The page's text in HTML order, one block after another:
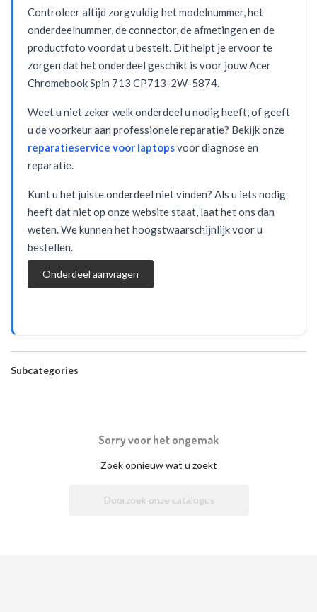
Controleer altijd zorgvuldig het modelnummer, het
onderdeelnummer, de connector, de afmetingen en de
productfoto voordat u bestelt. Dit helpt je ervoor te
zorgen dat het onderdeel geschikt is voor jouw Acer
Chromebook Spin 713 CP713-2W-5874.
Weet u niet zeker welk onderdeel u nodig heeft, of geeft
u de voorkeur aan professionele reparatie? Bekijk onze
reparatieservice voor laptopsvoor diagnose en
reparatie.
Kunt u het juiste onderdeel niet vinden? Als u iets nodig
heeft dat niet op onze website staat, laat het ons dan
weten. We kunnen het hoogstwaarschijnlijk voor u
bestellen.
Onderdeel aanvragen
Subcategories
Sorry voor het ongemak
Zoek opnieuw wat u zoekt